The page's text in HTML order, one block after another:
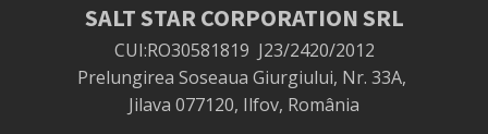
SALT STAR CORPORATION SRL
CUI:RO30581819 J23/2420/2012
Prelungirea Soseaua Giurgiului, Nr. 33A,
Jilava 077120, Ilfov, România